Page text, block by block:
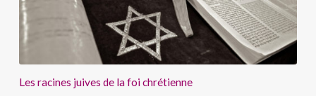
Les racines juives de la foi chrétienne